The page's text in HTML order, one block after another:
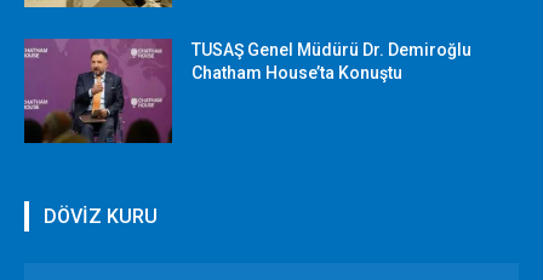
TUSAŞ Genel Müdürü Dr. Demiroğlu
Chatham House’ta Konuştu
DÖVİZ KURU